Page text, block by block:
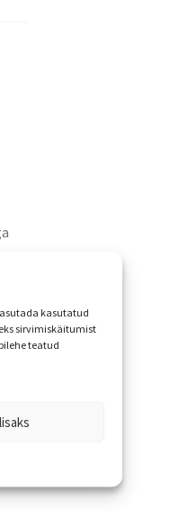
kasutatud
sirvimiskäitumist
teatud